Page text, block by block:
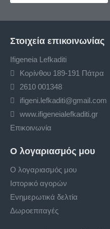
Στοιχεία επικοινωνίας
Ifigeneia Lefkaditi
Κορίνθου 189-191 Πάτρα
2610 001348
ifigeni.lefkaditi@gmail.com
www.ifigeneialefkaditi.gr
Επικοινωνία
Ο λογαριασμός μου
Ο λογαριασμός μου
Ιστορικό αγορών
Ενημερωτικά δελτία
Δωροεπιταγές